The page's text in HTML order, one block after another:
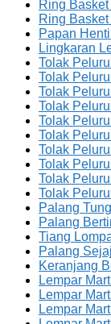
Ring
Ring
Papan
Lingkaran
Tolak
Tolak
Tolak
Tolak
Tolak
Tolak
Tolak
Tolak
Tolak
Tolak
Palang
Palang
Tiang
Palang
Keranjang
Lempar
Lempar
Lempar